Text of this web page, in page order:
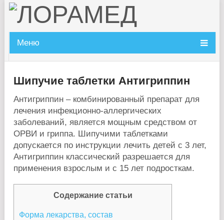
Меню
Шипучие таблетки Антигриппин
Антигриппин – комбинированный препарат для
лечения инфекционно-аллергических
заболеваний, является мощным средством от
ОРВИ и гриппа. Шипучими таблетками
допускается по инструкции лечить детей с 3 лет,
Антигриппин классический разрешается для
применения взрослым и с 15 лет подросткам.
Содержание статьи
Форма лекарства, состав